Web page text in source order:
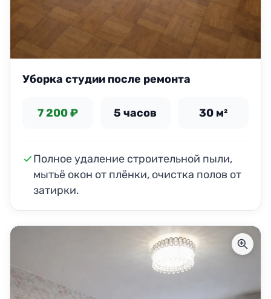
Уборка студии после ремонта
7 200 ₽ 5 часов 30 м²
Полное удаление строительной пыли,
мытьё окон от плёнки, очистка полов от
затирки.